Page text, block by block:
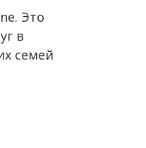
Это
в
семей